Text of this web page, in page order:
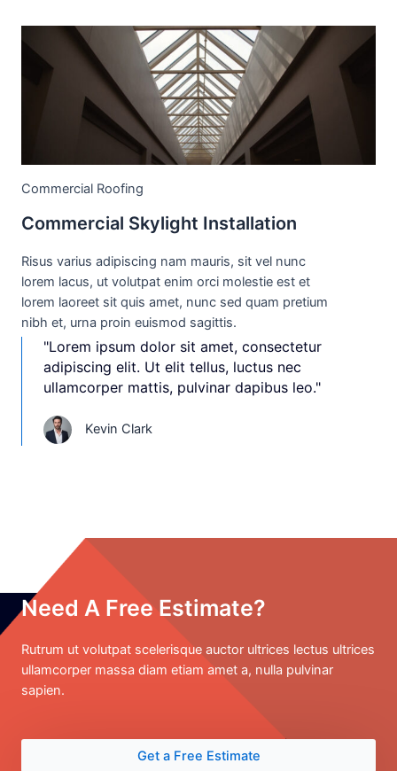
Commercial Roofing
Commercial Skylight Installation
Risus varius adipiscing nam mauris, sit vel nunc
lorem lacus, ut volutpat enim orci molestie est et
lorem laoreet sit quis amet, nunc sed quam pretium
nibh et, urna proin euismod sagittis.
"Lorem ipsum dolor sit amet, consectetur
adipiscing elit. Ut elit tellus, luctus nec
ullamcorper mattis, pulvinar dapibus leo."
Kevin Clark
Need A Free Estimate?
Rutrum ut volutpat scelerisque auctor ultrices lectus ultrices
ullamcorper massa diam etiam amet a, nulla pulvinar
sapien.
Get a Free Estimate